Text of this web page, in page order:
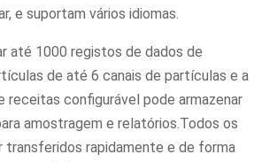
e suportam vários idiomas.
até 1000 registos de dados de
de até 6 canais de partículas e a
receitas configurável pode armazenar
amostragem e relatórios.Todos os
transferidos rapidamente e de forma